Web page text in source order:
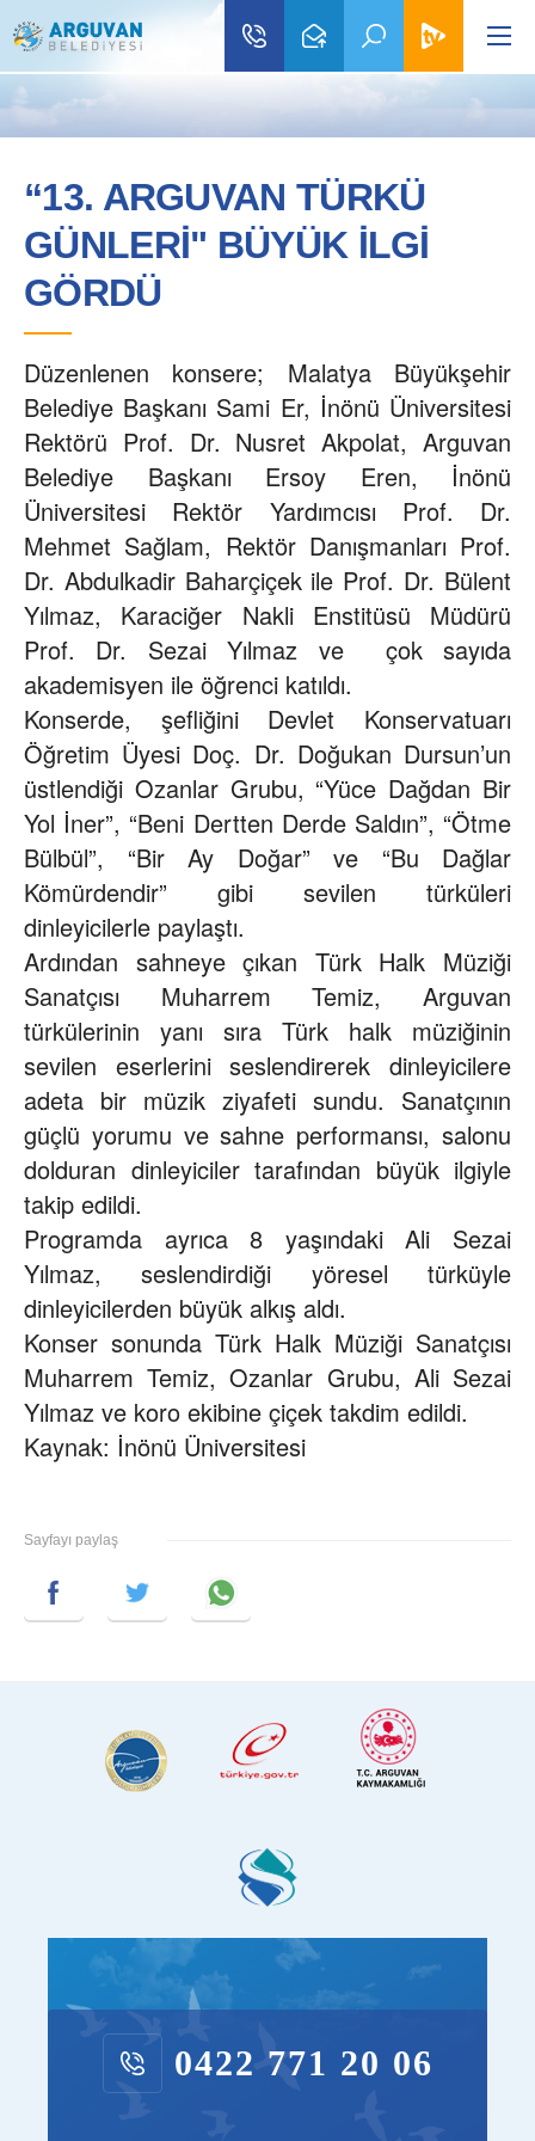
“13. ARGUVAN TÜRKÜ
GÜNLERİ" BÜYÜK İLGİ
GÖRDÜ
Düzenlenen konsere; Malatya Büyükşehir
Belediye Başkanı Sami Er, İnönü Üniversitesi
Rektörü Prof. Dr. Nusret Akpolat, Arguvan
Belediye Başkanı Ersoy Eren, İnönü
Üniversitesi Rektör Yardımcısı Prof. Dr.
Mehmet Sağlam, Rektör Danışmanları Prof.
Dr. Abdulkadir Baharçiçek ile Prof. Dr. Bülent
Yılmaz, Karaciğer Nakli Enstitüsü Müdürü
Prof. Dr. Sezai Yılmaz ve çok sayıda
akademisyen ile öğrenci katıldı.
Konserde, şefliğini Devlet Konservatuarı
Öğretim Üyesi Doç. Dr. Doğukan Dursun’un
üstlendiği Ozanlar Grubu, “Yüce Dağdan Bir
Yol İner”, “Beni Dertten Derde Saldın”, “Ötme
Bülbül”, “Bir Ay Doğar” ve “Bu Dağlar
Kömürdendir” gibi sevilen türküleri
dinleyicilerle paylaştı.
Ardından sahneye çıkan Türk Halk Müziği
Sanatçısı Muharrem Temiz, Arguvan
türkülerinin yanı sıra Türk halk müziğinin
sevilen eserlerini seslendirerek dinleyicilere
adeta bir müzik ziyafeti sundu. Sanatçının
güçlü yorumu ve sahne performansı, salonu
dolduran dinleyiciler tarafından büyük ilgiyle
takip edildi.
Programda ayrıca 8 yaşındaki Ali Sezai
Yılmaz, seslendirdiği yöresel türküyle
dinleyicilerden büyük alkış aldı.
Konser sonunda Türk Halk Müziği Sanatçısı
Muharrem Temiz, Ozanlar Grubu, Ali Sezai
Yılmaz ve koro ekibine çiçek takdim edildi.
Kaynak: İnönü Üniversitesi
Sayfayı paylaş
0422 771 20 06